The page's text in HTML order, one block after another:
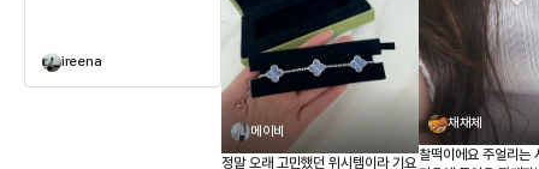
ireena
메이비
정말 오래 고민했던 위시템이라 기요
채채체
찰떡이에요 주얼리는